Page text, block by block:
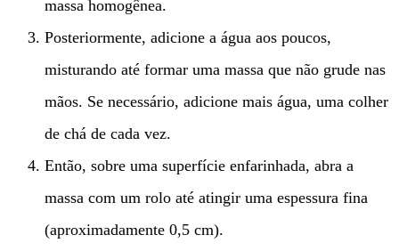
massa homogênea.
Posteriormente, adicione a água aos poucos,
misturando até formar uma massa que não grude nas
mãos. Se necessário, adicione mais água, uma colher
de chá de cada vez.
Então, sobre uma superfície enfarinhada, abra a
massa com um rolo até atingir uma espessura fina
(aproximadamente 0,5 cm).